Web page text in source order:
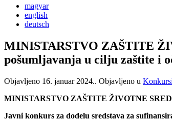
magyar
english
deutsch
MINISTARSTVO ZAŠTITE
pošumljavanja u cilju zaštite i
Objavljeno 16. januar 2024.. Objavljeno u Konkursi
MINISTARSTVO ZAŠTITE ŽIVOTNE
Javni konkurs za dodelu sredstava za